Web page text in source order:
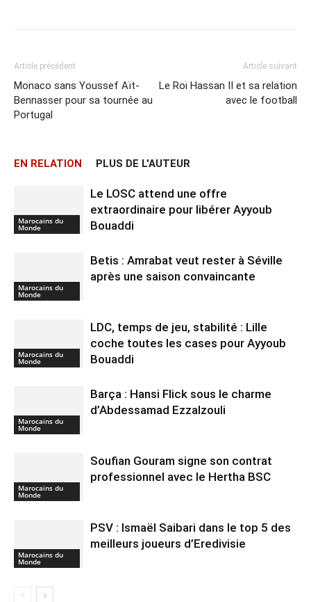
Article précédent
Monaco sans Youssef Aït-
Bennasser pour sa tournée au
Portugal
Article suivant
Le Roi Hassan II et sa relation
avec le football
EN RELATION PLUS DE L'AUTEUR
Marocains du
Monde
Le LOSC attend une offre
extraordinaire pour libérer Ayyoub
Bouaddi
Marocains du
Monde
Betis : Amrabat veut rester à Séville
après une saison convaincante
Marocains du
Monde
LDC, temps de jeu, stabilité : Lille
coche toutes les cases pour Ayyoub
Bouaddi
Marocains du
Monde
Barça : Hansi Flick sous le charme
d’Abdessamad Ezzalzouli
Marocains du
Monde
Soufian Gouram signe son contrat
professionnel avec le Hertha BSC
Marocains du
Monde
PSV : Ismaël Saibari dans le top 5 des
meilleurs joueurs d’Eredivisie